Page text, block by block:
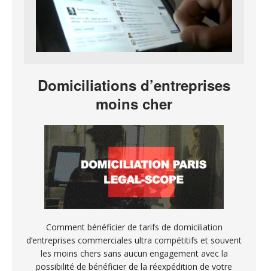
Domiciliations d’entreprises
moins cher
Comment bénéficier de tarifs de domiciliation
d’entreprises commerciales ultra compétitifs et souvent
les moins chers sans aucun engagement avec la
possibilité de bénéficier de la réexpédition de votre